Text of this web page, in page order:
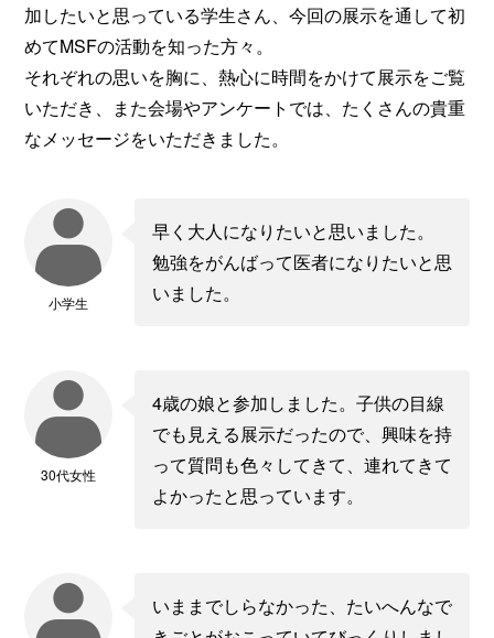
加したいと思っている学生さん、今回の展示を通して初
めてMSFの活動を知った方々。
それぞれの思いを胸に、熱心に時間をかけて展示をご覧
いただき、また会場やアンケートでは、たくさんの貴重
なメッセージをいただきました。
小学生
早く大人になりたいと思いました。
勉強をがんばって医者になりたいと思
いました。
30代女性
4歳の娘と参加しました。子供の目線
でも見える展示だったので、興味を持
って質問も色々してきて、連れてきて
よかったと思っています。
いままでしらなかった、たいへんなで